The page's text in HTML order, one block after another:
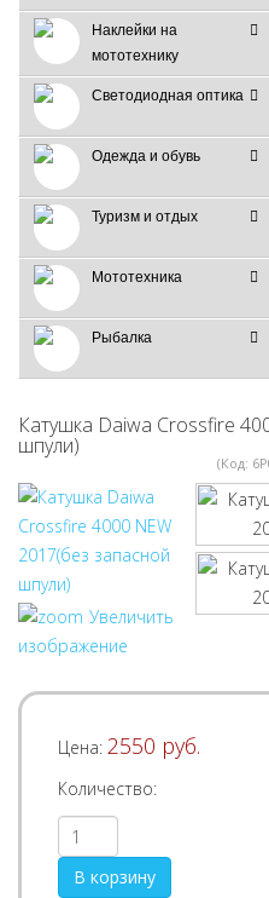
Наклейки на
мототехнику
Светодиодная оптика
Одежда и обувь
Туризм и отдых
Мототехника
Рыбалка
Катушка Daiwa Crossfire
шпули)
(Код:
Увеличить
изображение
Цена: 2550 руб.
Количество: